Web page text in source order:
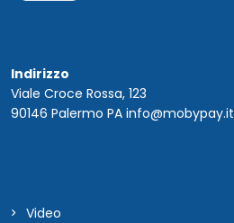
Indirizzo
Viale Croce Rossa, 123
90146 Palermo PA info@mobypay.it
Video